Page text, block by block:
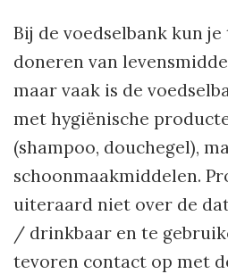
Bij de voedselbank kun
doneren van
maar vaak is de
met hygiënische
(shampoo, douchegel),
schoonmaakmiddelen.
uiteraard niet over de
/ drinkbaar en te
tevoren contact op met